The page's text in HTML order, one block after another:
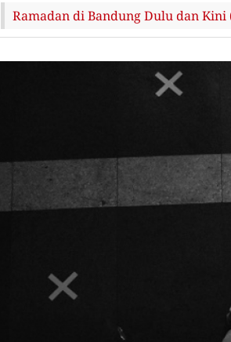
Ramadan di Bandung Dulu dan